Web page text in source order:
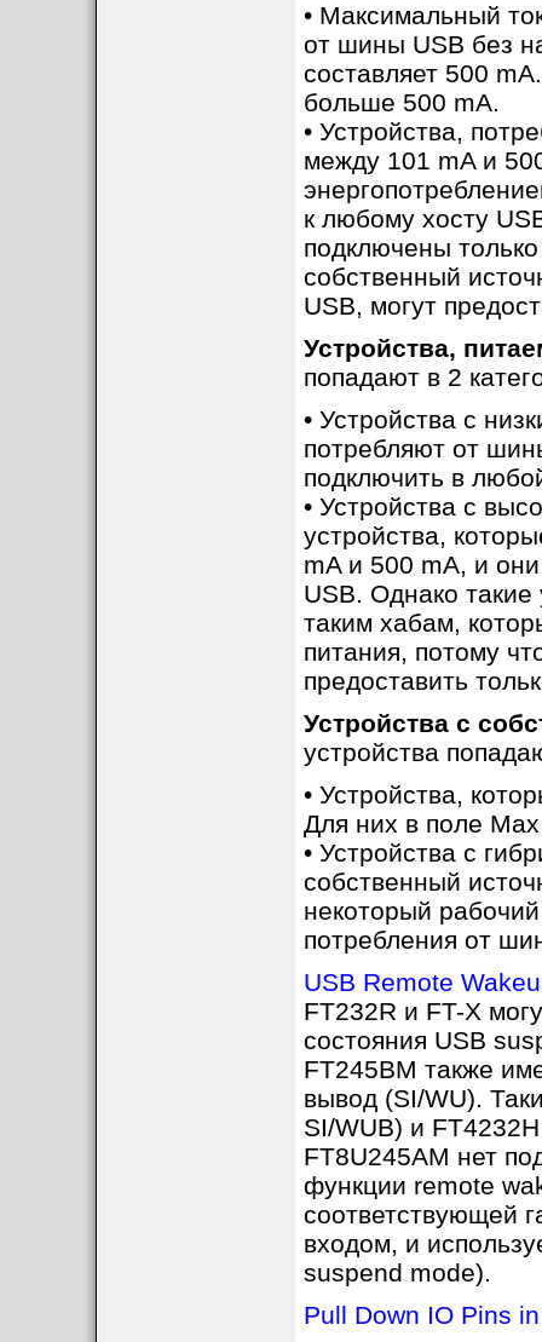
• Максимальный
от шины USB без
составляет 500
больше 500 mA.
• Устройства,
между 101 mA и
к любому хосту
подключены
собственный
USB, могут
Устройства,
попадают в 2
• Устройства с
потребляют от
подключить в
• Устройства с
устройства,
mA и 500 mA, и
USB. Однако такие
таким хабам,
питания, потому
предоставить
Устройства с
устройства
• Устройства,
Для них в поле
• Устройства с
собственный
некоторый
потребления от
USB Remote
FT232R и FT-X
состояния USB
FT245BM также
вывод (SI/WU).
SI/WUB) и
FT8U245AM нет
функции remote
соответствующей
входом, и
suspend mode).
Pull Down IO Pins